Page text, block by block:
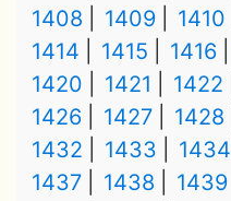
1408
1409 1410
1414
1415 1416
1420
1421 1422
1426
1427 1428
1432
1433 1434
1437
1438 1439